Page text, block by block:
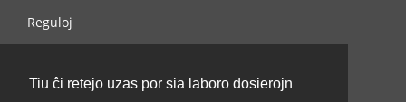
Tiu ĉi retejo uzas por sia laboro dosierojn
Reguloj